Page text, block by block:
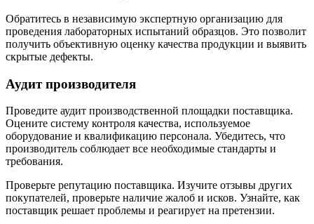
Обратитесь в независимую экспертную организацию для
проведения лабораторных испытаний образцов. Это позволит
получить объективную оценку качества продукции и выявить
скрытые дефекты.
Аудит производителя
Проведите аудит производственной площадки поставщика.
Оцените систему контроля качества, используемое
оборудование и квалификацию персонала. Убедитесь, что
производитель соблюдает все необходимые стандарты и
требования.
Проверьте репутацию поставщика. Изучите отзывы других
покупателей, проверьте наличие жалоб и исков. Узнайте, как
поставщик решает проблемы и реагирует на претензии.